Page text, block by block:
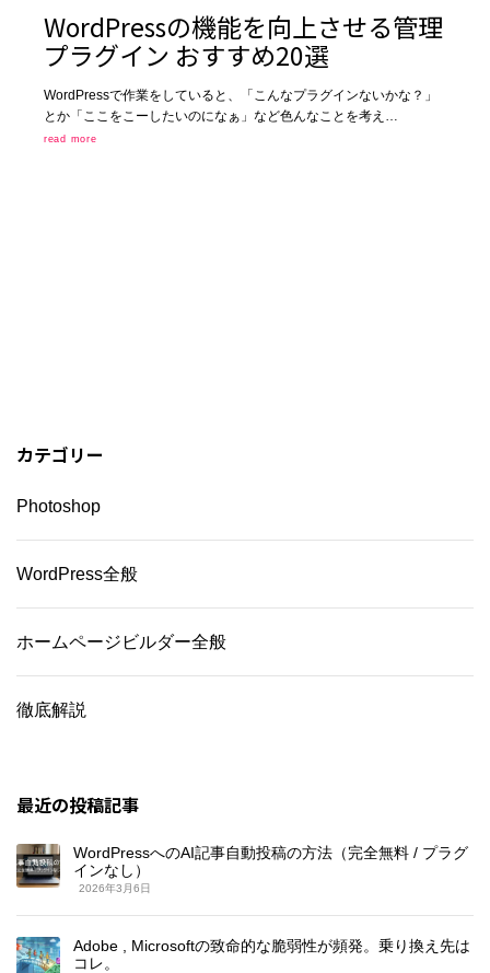
WordPressの機能を向上させる管理
プラグイン おすすめ20選
WordPressで作業をしていると、「こんなプラグインないかな？」
とか「ここをこーしたいのになぁ」など色んなことを考え…
read more
カテゴリー
Photoshop
WordPress全般
ホームページビルダー全般
徹底解説
最近の投稿記事
WordPressへのAI記事自動投稿の方法（完全無料 / プラグ
インなし）
2026年3月6日
Adobe , Microsoftの致命的な脆弱性が頻発。乗り換え先は
コレ。